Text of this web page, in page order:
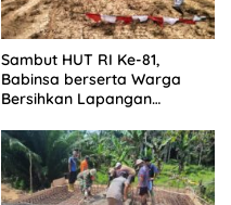
Sambut HUT RI Ke-81,
Babinsa berserta Warga
Bersihkan Lapangan